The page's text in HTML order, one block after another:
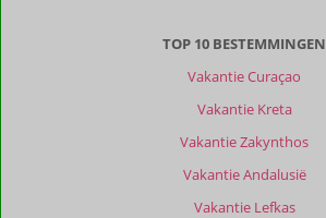
TOP 10 BESTEMMINGEN
Vakantie Curaçao
Vakantie Kreta
Vakantie Zakynthos
Vakantie Andalusië
Vakantie Lefkas